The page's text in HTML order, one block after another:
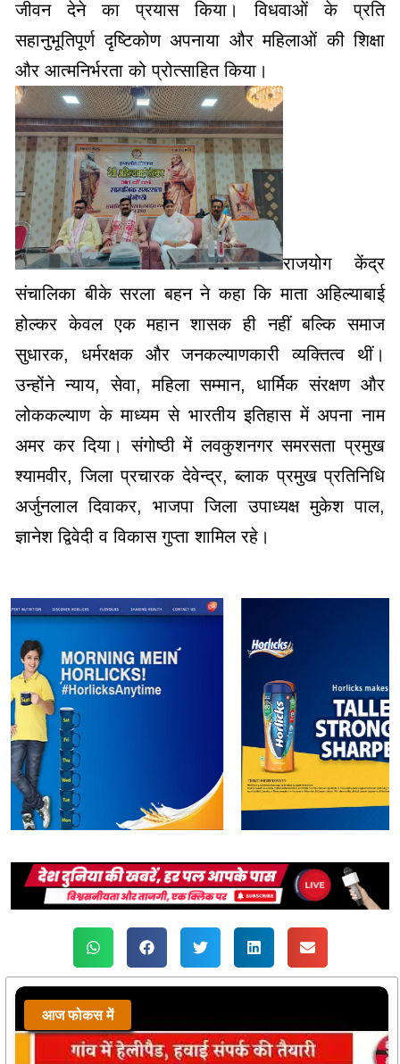
जीवन देने का प्रयास किया। विधवाओं के प्रति
सहानुभूतिपूर्ण दृष्टिकोण अपनाया और महिलाओं की शिक्षा
और आत्मनिर्भरता को प्रोत्साहित किया।
राजयोग केंद्र
संचालिका बीके सरला बहन ने कहा कि माता अहिल्याबाई
होल्कर केवल एक महान शासक ही नहीं बल्कि समाज
सुधारक, धर्मरक्षक और जनकल्याणकारी व्यक्तित्व थीं।
उन्होंने न्याय, सेवा, महिला सम्मान, धार्मिक संरक्षण और
लोककल्याण के माध्यम से भारतीय इतिहास में अपना नाम
अमर कर दिया। संगोष्ठी में लवकुशनगर समरसता प्रमुख
श्यामवीर, जिला प्रचारक देवेन्द्र, ब्लाक प्रमुख प्रतिनिधि
अर्जुनलाल दिवाकर, भाजपा जिला उपाध्यक्ष मुकेश पाल,
ज्ञानेश द्विवेदी व विकास गुप्ता शामिल रहे।
आज फोकस में